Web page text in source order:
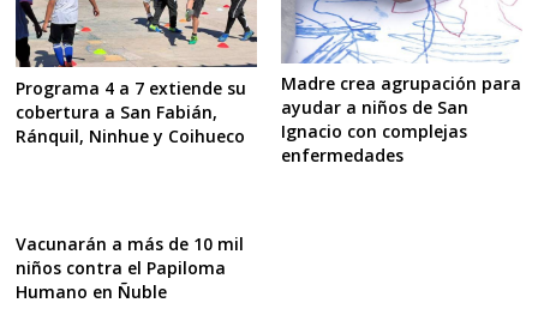
Programa 4 a 7 extiende su
cobertura a San Fabián,
Ránquil, Ninhue y Coihueco
Madre crea agrupación para
ayudar a niños de San
Ignacio con complejas
enfermedades
Vacunarán a más de 10 mil
niños contra el Papiloma
Humano en Ñuble